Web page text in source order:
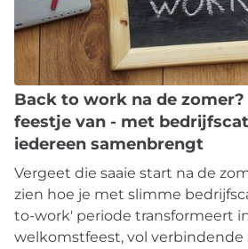
Back to work na de
feestje van - met
iedereen samenbrengt
Vergeet die saaie start na de
zien hoe je met slimme
to-work' periode transformeert
welkomstfeest, vol